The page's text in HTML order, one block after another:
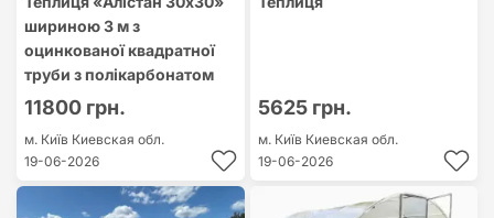
шириною 3 м з
оцинкованої квадратної
труби з полікарбонатом
11800 грн.
м. Київ Киевская обл.
19-06-2026
5625 грн.
м. Київ Киевская обл.
19-06-2026